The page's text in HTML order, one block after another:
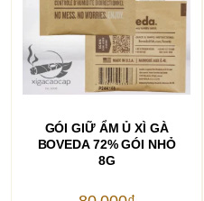
THÊM VÀO GIỎ HÀNG
GÓI GIỮ ẨM Ủ XÌ GÀ
BOVEDA 72% GÓI NHỎ
8G